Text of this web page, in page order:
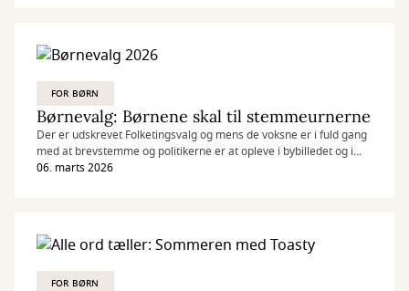
FOR BØRN
Børnevalg: Børnene skal til stemmeurnerne
Der er udskrevet Folketingsvalg og mens de voksne er i fuld gang
med at brevstemme og politikerne er at opleve i bybilledet og i
medierne, får børnene også mulighed for at opleve demokratiet
yndlingsfigurer fra kendte og elskede børnebøger. Valget er
børnenes – og fantasien har frit spil!
06. marts 2026
FOR BØRN